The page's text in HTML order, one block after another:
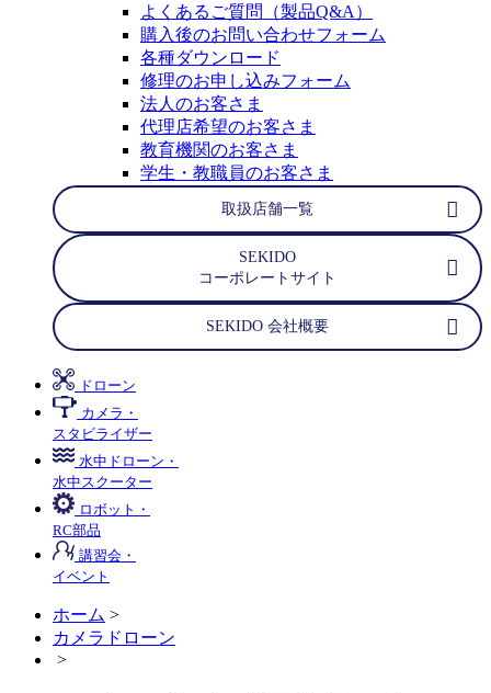
よくあるご質問（製品Q&A）
購入後のお問い合わせフォーム
各種ダウンロード
修理のお申し込みフォーム
法人のお客さま
代理店希望のお客さま
教育機関のお客さま
学生・教職員のお客さま
取扱店舗一覧
SEKIDO
コーポレートサイト
SEKIDO 会社概要
ドローン
カメラ・
スタビライザー
水中ドローン・
水中スクーター
ロボット・
RC部品
講習会・
イベント
ホーム >
カメラドローン
>